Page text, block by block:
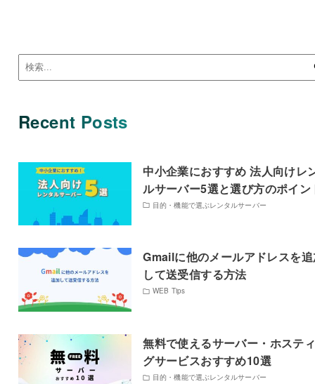
Recent Posts
中小企業におすすめ 法人向けレ
ルサーバー5選と選び方のポイン
目的・機能で選ぶレンタルサーバー
Gmailに他のメールアドレスを
して送受信する方法
WEB Tips
無料で使えるサーバー・ホステ
グサービスおすすめ10選
目的・機能で選ぶレンタルサーバー